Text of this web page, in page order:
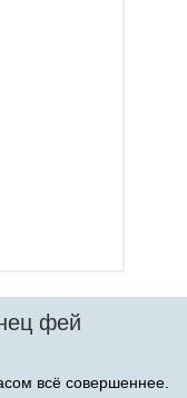
фей
всё совершеннее.